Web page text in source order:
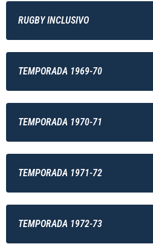
RUGBY INCLUSIVO
TEMPORADA 1969-70
TEMPORADA 1970-71
TEMPORADA 1971-72
TEMPORADA 1972-73